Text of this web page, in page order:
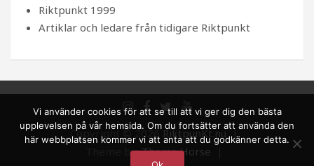
Riktpunkt 1999
Artiklar och ledare från tidigare Riktpunkt
Copyright © 2026RiktpunKt.nu
Theme by:Theme Horse
Vi använder cookies för att se till att vi ger dig den bästa
upplevelsen på vår hemsida. Om du fortsätter att använda den
här webbplatsen kommer vi att anta att du godkänner detta.